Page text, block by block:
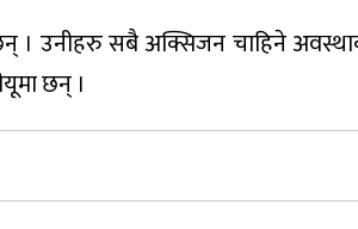
छन् । उनीहरु सबै अक्सिजन चाहिने
छन् ।